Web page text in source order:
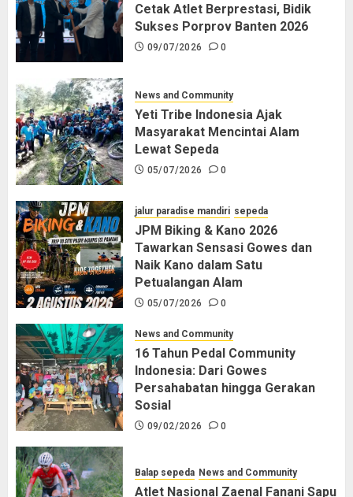
Cetak Atlet Berprestasi, Bidik
Sukses Porprov Banten 2026
09/07/2026 0
News and Community
Yeti Tribe Indonesia Ajak
Masyarakat Mencintai Alam
Lewat Sepeda
05/07/2026 0
jalur paradise mandiri sepeda
JPM Biking & Kano 2026
Tawarkan Sensasi Gowes dan
Naik Kano dalam Satu
Petualangan Alam
05/07/2026 0
News and Community
16 Tahun Pedal Community
Indonesia: Dari Gowes
Persahabatan hingga Gerakan
Sosial
09/02/2026 0
Balap sepeda News and Community
Atlet Nasional Zaenal Fanani Sapu